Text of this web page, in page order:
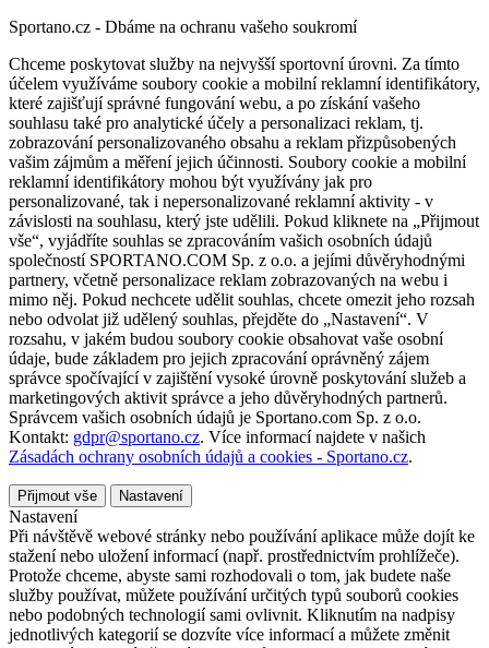
Sportano.cz - Dbáme na ochranu vašeho soukromí
Chceme poskytovat služby na nejvyšší sportovní úrovni. Za tímto
účelem využíváme soubory cookie a mobilní reklamní identifikátory,
které zajišťují správné fungování webu, a po získání vašeho
souhlasu také pro analytické účely a personalizaci reklam, tj.
zobrazování personalizovaného obsahu a reklam přizpůsobených
vašim zájmům a měření jejich účinnosti. Soubory cookie a mobilní
reklamní identifikátory mohou být využívány jak pro
personalizované, tak i nepersonalizované reklamní aktivity - v
závislosti na souhlasu, který jste udělili. Pokud kliknete na „Přijmout
vše“, vyjádříte souhlas se zpracováním vašich osobních údajů
společností SPORTANO.COM Sp. z o.o. a jejími důvěryhodnými
partnery, včetně personalizace reklam zobrazovaných na webu i
mimo něj. Pokud nechcete udělit souhlas, chcete omezit jeho rozsah
nebo odvolat již udělený souhlas, přejděte do „Nastavení“. V
rozsahu, v jakém budou soubory cookie obsahovat vaše osobní
údaje, bude základem pro jejich zpracování oprávněný zájem
správce spočívající v zajištění vysoké úrovně poskytování služeb a
marketingových aktivit správce a jeho důvěryhodných partnerů.
Správcem vašich osobních údajů je Sportano.com Sp. z o.o.
Kontakt: gdpr@sportano.cz. Více informací najdete v našich
Zásadách ochrany osobních údajů a cookies - Sportano.cz.
Přijmout vše Nastavení
Nastavení
Při návštěvě webové stránky nebo používání aplikace může dojít ke
stažení nebo uložení informací (např. prostřednictvím prohlížeče).
Protože chceme, abyste sami rozhodovali o tom, jak budete naše
služby používat, můžete používání určitých typů souborů cookies
nebo podobných technologií sami ovlivnit. Kliknutím na nadpisy
jednotlivých kategorií se dozvíte více informací a můžete změnit